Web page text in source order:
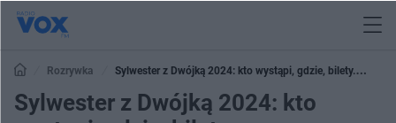
Rozrywka
Sylwester z Dwójką 2024: kto wystąpi, gdzie, bilety.
Najważniejsze informacje o Sylwestrze TVP
Sylwester z Dwójką 2024: kto